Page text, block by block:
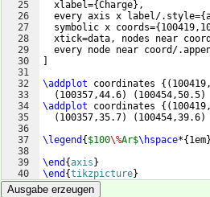
25
26
27
28
29
30
31
32
33
34
35
36
37
38
39
40
41
  xlabel=
{Charge} ,
  every axis x label/.style=
{
  symbolic x coords=
{
xtick=data, nodes near
every node near coord/
\addplot coordinates {(
( 100357,44.6) ( 100454,50.5)
\addplot coordinates {(
( 100357,35.7) ( 100454,39.6)
\legend { $100\%Ar$\hspace*{ 1em}
\end {axis }
\end {tikzpicture}
\caption{Ferritmessung in
Ausgabe erzeugen